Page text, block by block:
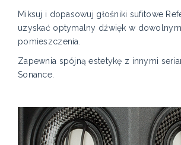
Miksuj i dopasowuj głośniki sufitowe
uzyskać optymalny dźwięk w dowolnym
pomieszczenia.
Zapewnia spójną estetykę z innymi
Sonance.